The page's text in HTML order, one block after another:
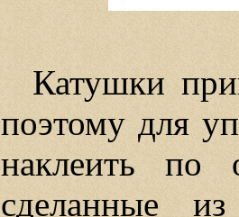
Катушки
поэтому для
наклеить
сделанные